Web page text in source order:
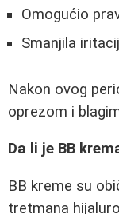
Omogućio
Smanjila
Nakon ovog
oprezom i
Da li je BB
BB kreme su
tretmana